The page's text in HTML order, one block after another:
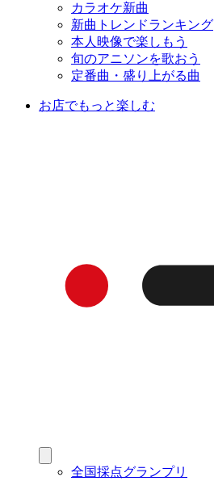
カラオケ新曲
新曲トレンドランキング
本人映像で楽しもう
旬のアニソンを歌おう
定番曲・盛り上がる曲
お店でもっと楽しむ
全国採点グランプリ